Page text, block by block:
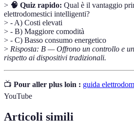
> 🧠 Quiz rapido: Qual è il vantaggio
elettrodomestici intelligenti?
> - A) Costi elevati
> - B) Maggiore comodità
> - C) Basso consumo energetico
> Risposta: B — Offrono un controllo e
rispetto ai dispositivi tradizionali.
📺 Pour aller plus loin : guida
YouTube
Articoli simili